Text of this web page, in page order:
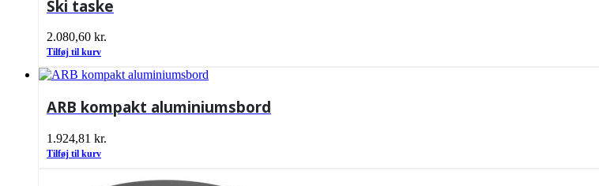
Ski taske
2.080,60 kr.
Tilføj til kurv
ARB kompakt aluminiumsbord
1.924,81 kr.
Tilføj til kurv